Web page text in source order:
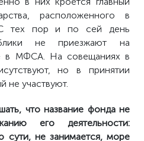
расположенного в
С тех пор и по сей день
не приезжают на
в МФСА. На совещаниях в
но в принятии
не участвуют.
что название фонда не
его деятельности:
сути, не занимается, море